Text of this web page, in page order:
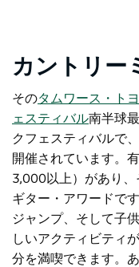
カントリー
そのタムワース・ト
ェスティバル南半球
クフェスティバルで
開催されています。
3,000以上）があり、
ギター・アワードで
ジャンプ、そして子
しいアクティビティ
分を満喫できます。